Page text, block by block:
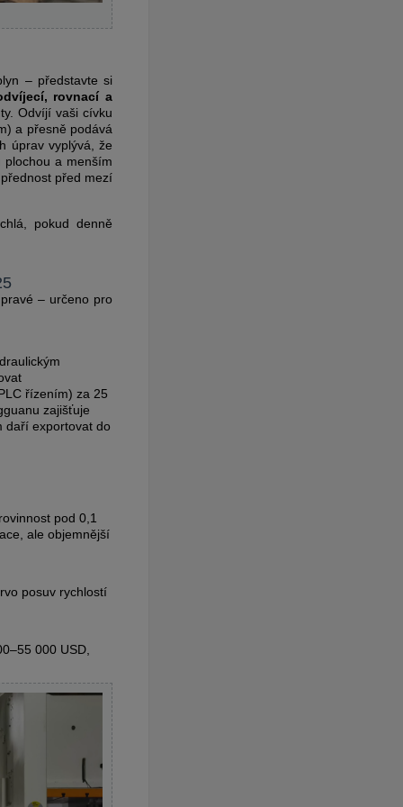
– představte si
rovnací a
Odvíjí vaši cívku
a přesně podává
úprav vyplývá, že
plochou a menším
před mezí
pokud denně
– určeno pro
řízením) za 25
zajišťuje
daří exportovat do
pod 0,1
ale objemnější
posuv rychlostí
000 USD,